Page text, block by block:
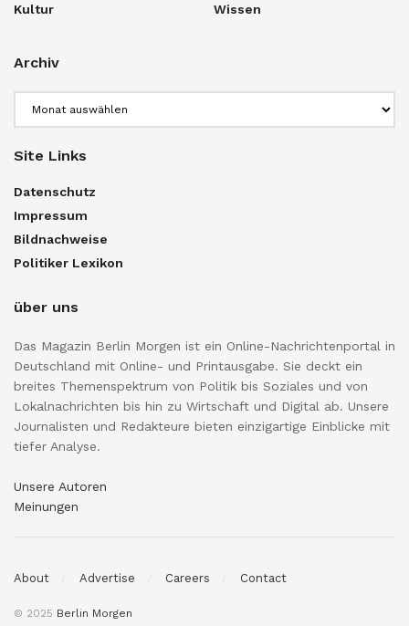
Kultur
Wissen
Archiv
Site Links
Datenschutz
Impressum
Bildnachweise
Politiker Lexikon
über uns
Das Magazin Berlin Morgen ist ein Online-Nachrichtenportal in
Deutschland mit Online- und Printausgabe. Sie deckt ein
breites Themenspektrum von Politik bis Soziales und von
Lokalnachrichten bis hin zu Wirtschaft und Digital ab. Unsere
Journalisten und Redakteure bieten einzigartige Einblicke mit
tiefer Analyse.
Unsere Autoren
Meinungen
About Advertise Careers Contact
© 2025 Berlin Morgen